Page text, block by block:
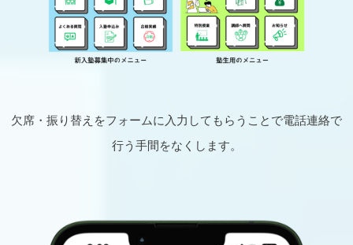
欠席・振り替えをフォームに入力してもらうことで電話連絡で
行う手間をなくします。